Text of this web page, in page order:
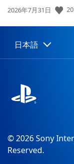
公
日:
2026年7月31日 20
Select
a
Current
region:
日本語
© 2026 Sony
Reserved.